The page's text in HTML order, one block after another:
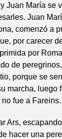
Juan María se
Juan
comenzó a
por carecer
por
de
porque se
marcha, luego
fue a Fareins.
Ars,
hacer una